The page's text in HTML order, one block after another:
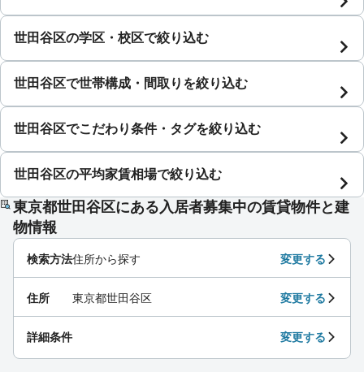
世田谷区の学区・校区で絞り込む
世田谷区で世帯構成・間取りを絞り込む
世田谷区でこだわり条件・タグを絞り込む
世田谷区の平均家賃相場で絞り込む
東京都世田谷区にある入居者募集中の賃貸物件と建
物情報
検索方法住所から探す 変更する
住所 東京都世田谷区 変更する
詳細条件 変更する